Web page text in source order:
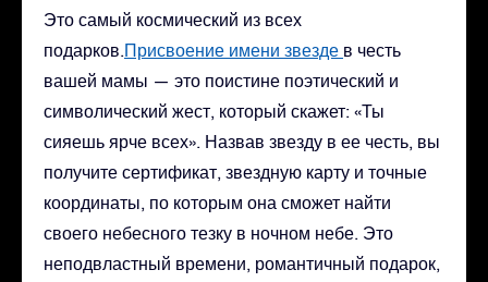
Это самый космический из всех
подарков.Присвоение имени звезде в честь
вашей мамы — это поистине поэтический и
символический жест, который скажет: «Ты
сияешь ярче всех». Назвав звезду в ее честь, вы
получите сертификат, звездную карту и точные
координаты, по которым она сможет найти
своего небесного тезку в ночном небе. Это
неподвластный времени, романтичный подарок,